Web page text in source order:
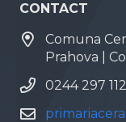
CONTACT
Comuna
Prahova |
0244 297 112